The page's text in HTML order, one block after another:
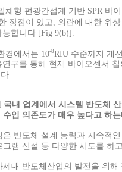
체형 편광간섭계 기반 SPR 바
장점이 있고, 외란에 대한 위
합니다 [Fig 9(b)].
경에서는 10-8RIU 수준까지 개
연구를 통해 현재 바이오센서
.
내 업계에서 시스템 반도체
입 의존도가 매우 높다고 하
반도체 설계 능력과 지속적
램 신설 등 다양한 시도를
대 반도체산업의 발전을 위